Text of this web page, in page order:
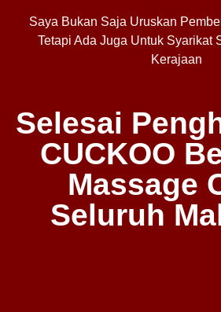
Saya Bukan Saja Uruskan
Tetapi Ada Juga Untuk Syarikat
Kerajaan
Selesai
CUCKOO
Massage
Seluruh